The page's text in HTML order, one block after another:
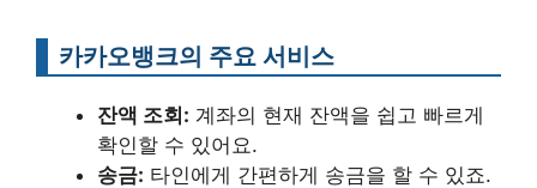
카카오뱅크의 주요 서비스
잔액 조회: 계좌의 현재 잔액을 쉽고 빠르게
확인할 수 있어요.
송금: 타인에게 간편하게 송금을 할 수 있죠.